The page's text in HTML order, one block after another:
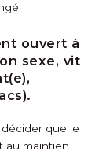
ouvert à
sexe, vit
que le
au maintien